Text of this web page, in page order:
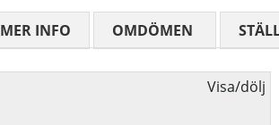
Visa/dölj
MER INFO OMDÖMEN